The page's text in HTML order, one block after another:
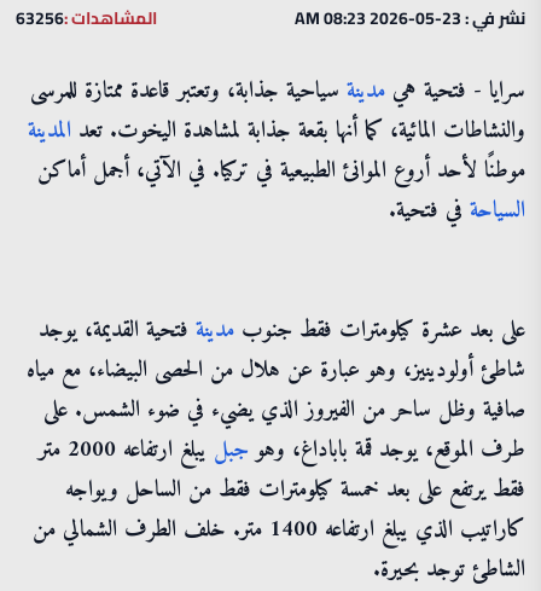
نشر في : 23-05-2026 08:23 AM المشاهدات :63256
سرايا - فتحية هي مدينة سياحية جذابة، وتعتبر قاعدة ممتازة للمرسى
والنشاطات المائية، كما أنها بقعة جذابة لمشاهدة اليخوت. تعد المدينة
موطنًا لأحد أروع الموانئ الطبيعية في تركيا. في الآتي، أجمل أماكن
السياحة في فتحية.
على بعد عشرة كيلومترات فقط جنوب مدينة فتحية القديمة، يوجد
شاطئ أولودينيز، وهو عبارة عن هلال من الحصى البيضاء، مع مياه
صافية وظل ساحر من الفيروز الذي يضيء في ضوء الشمس. على
طرف الموقع، يوجد قمة باباداغ، وهوجبل
يبلغ ارتفاعه 2000 متر
فقط يرتفع على بعد خمسة كيلومترات فقط من الساحل ويواجه
كاراتيب الذي يبلغ ارتفاعه 1400 متر. خلف الطرف الشمالي من
الشاطئ توجد بحيرة.